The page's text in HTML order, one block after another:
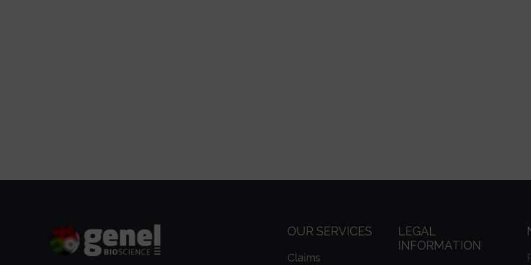
OUR SERVICES
Claims
LEGAL
INFORMATION